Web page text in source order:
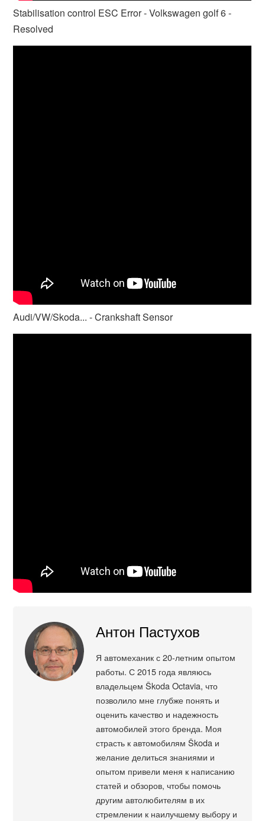
Stabilisation control ESC Error - Volkswagen golf 6 -
Resolved
Audi/VW/Skoda... - Crankshaft Sensor
Антон Пастухов
Я автомеханик с 20-летним опытом
работы. С 2015 года являюсь
владельцем Škoda Octavia, что
позволило мне глубже понять и
оценить качество и надежность
автомобилей этого бренда. Моя
страсть к автомобилям Škoda и
желание делиться знаниями и
опытом привели меня к написанию
статей и обзоров, чтобы помочь
другим автолюбителям в их
стремлении к наилучшему выбору и